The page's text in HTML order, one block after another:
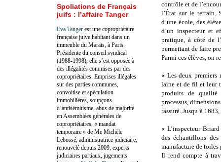
contrôle et de
l’État sur le terrain.
d’une école, des
d’un inspecteur et
pratique, à côté de
permettant de faire
Parmi ces élèves, on
« Les deux premiers
laine et de fil et leur
produits de qualité
processus,
rassuré. Jusqu’à
« L’inspecteur
des échantillons
manufacture de toiles
Il rend compte à
Spoliations de Français
juifs : l’affaire Tanger
Eva Tanger est une copropriétaire
française juive habitant dans un
immeuble du Marais, à Paris.
Présidente du conseil syndical
(1988-1998), elle s’est opposée à
des illégalités commises par des
copropriétaires. Emprises illégales
sur des parties communes,
convoitise et spéculation
immobilières, soupçons
d’antisémitisme, abus de majorité
en Assemblées générales de
copropriétaires, « mandat
temporaire » de Me Michèle
Lebossé, administratrice judiciaire,
renouvelé depuis 2009, experts
judiciaires partiaux, jugements